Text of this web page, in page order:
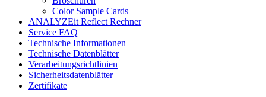
Color Sample Cards
ANALYZEit Reflect Rechner
Service FAQ
Technische Informationen
Technische Datenblätter
Verarbeitungsrichtlinien
Sicherheitsdatenblätter
Zertifikate